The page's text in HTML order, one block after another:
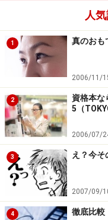
人
1 真のおも
2006/11/
2
資格本な
5（
2006/07/
3 え？今そ
2007/09/
4 徹底比較